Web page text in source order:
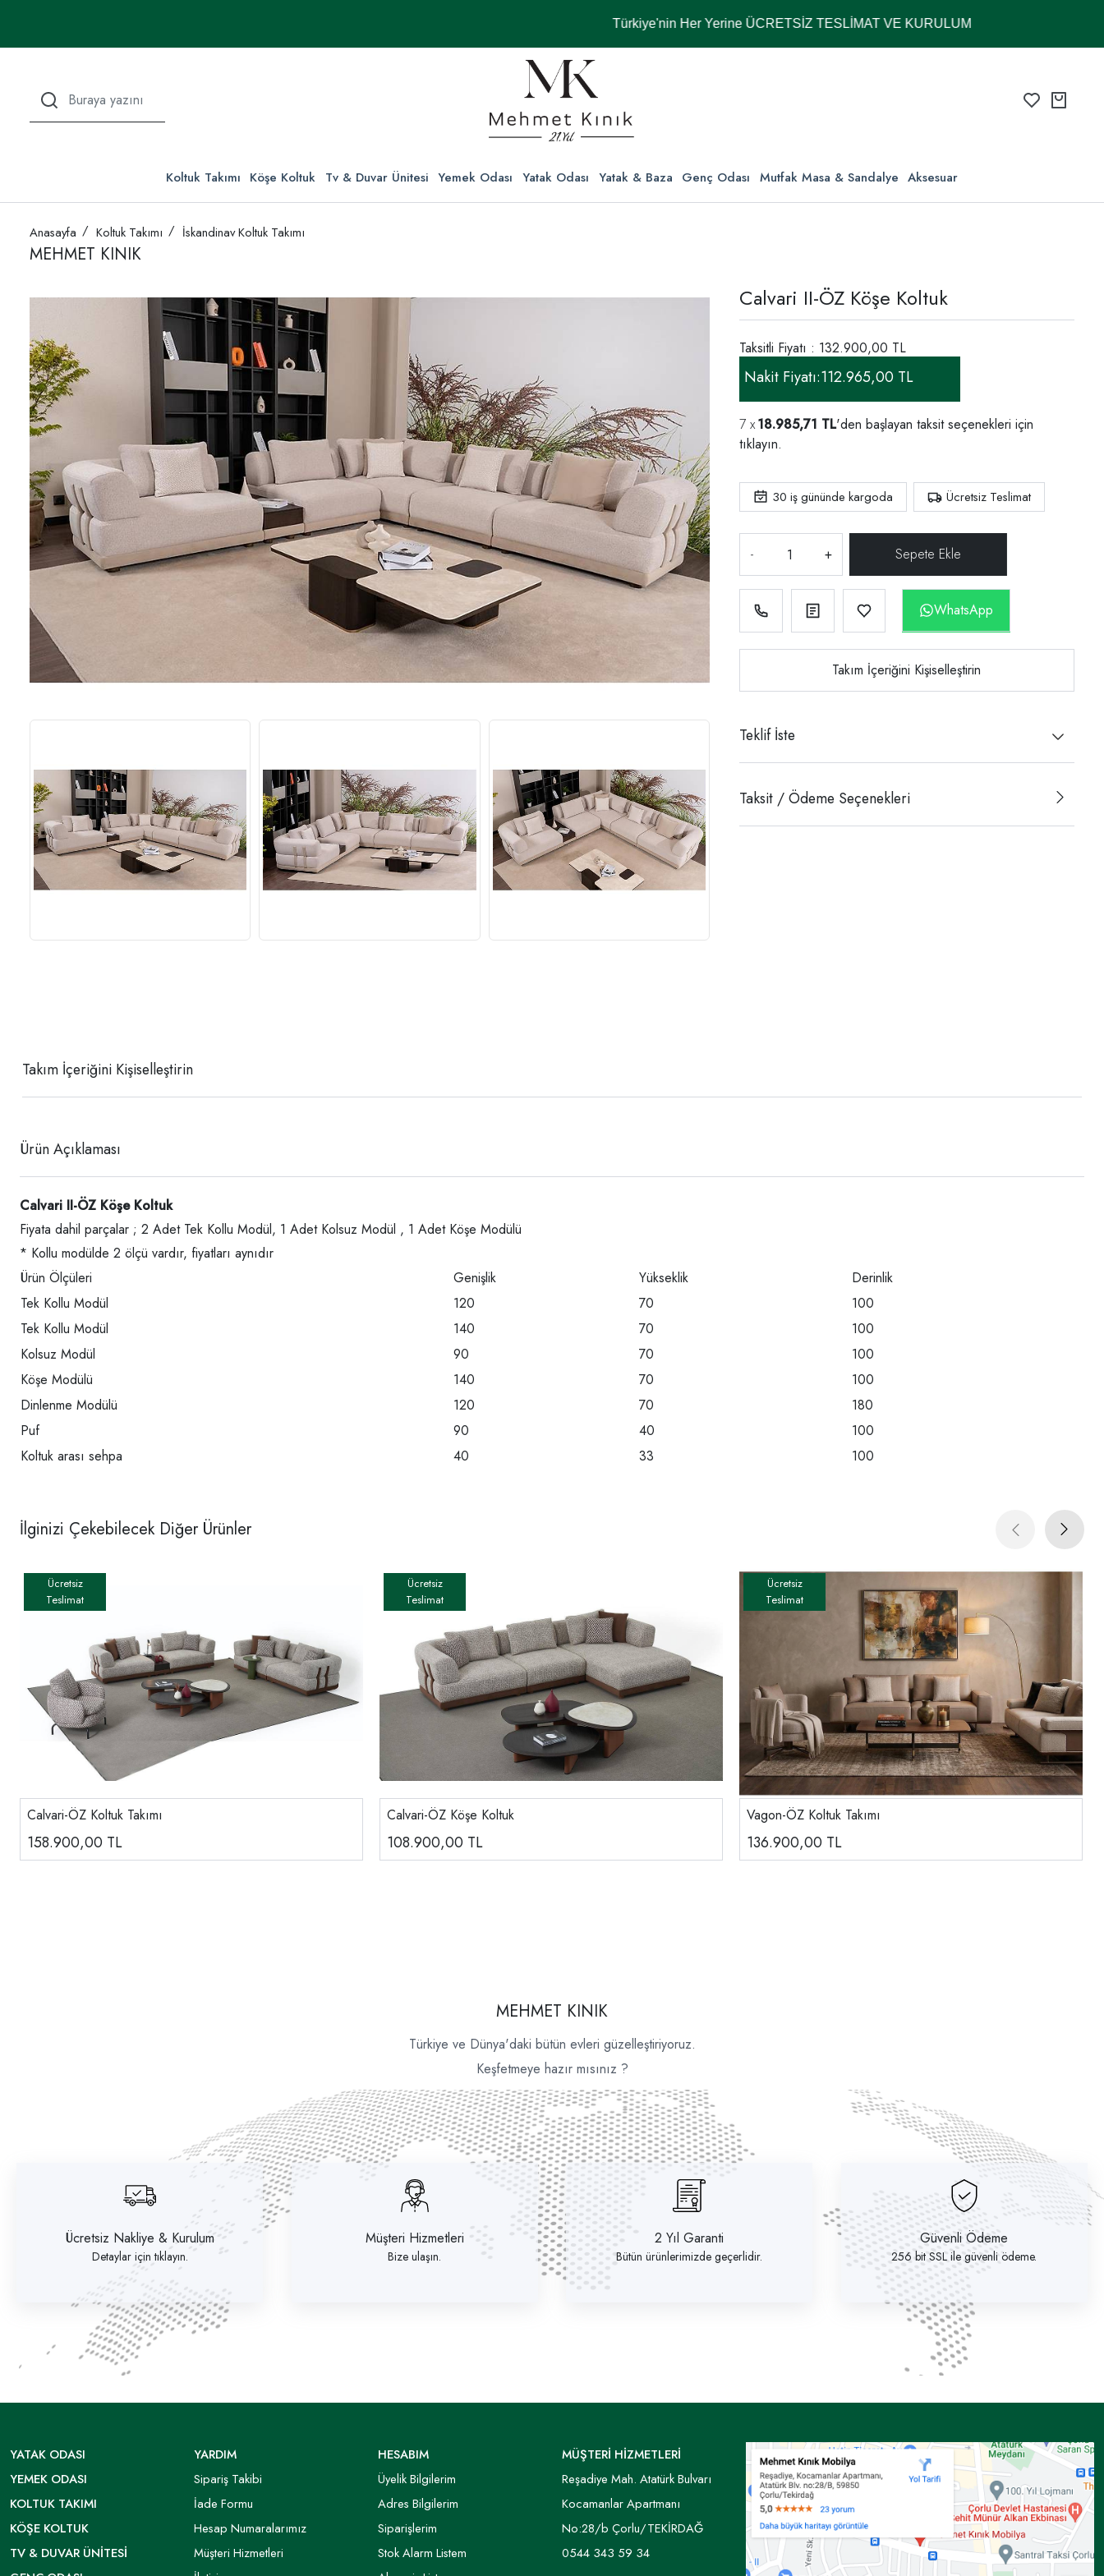
Türkiye'nin Her Yerine ÜCRETSİZ TESLİMAT VE KURULUM
Koltuk Takımı Köşe Koltuk Tv & Duvar Ünitesi Yemek Odası Yatak Odası Yatak & Baza Genç Odası Mutfak Masa & Sandalye Aksesuar
Anasayfa Koltuk Takımı İskandinav Koltuk Takımı
MEHMET KINIK
Calvari II-ÖZ Köşe Koltuk
Taksitli Fiyatı : 132.900,00 TL
Nakit Fiyatı:112.965,00 TL
18.985,71 TL'den başlayan taksit seçenekleri için
tıklayın.
30 iş gününde kargoda Ücretsiz Teslimat
- +
WhatsApp
Takım İçeriğini Kişiselleştirin
Teklif İste
Taksit / Ödeme Seçenekleri
Takım İçeriğini Kişiselleştirin
Ürün Açıklaması
Calvari II-ÖZ Köşe Koltuk
Fiyata dahil parçalar ; 2 Adet Tek Kollu Modül, 1 Adet Kolsuz Modül , 1 Adet Köşe Modülü
* Kollu modülde 2 ölçü vardır, fiyatları aynıdır
Ürün Ölçüleri
Genişlik Yükseklik
Derinlik
Tek Kollu Modül
120 70
100
Tek Kollu Modül
140 70
100
Kolsuz Modül
90 70
100
Köşe Modülü
140 70
100
Dinlenme Modülü
120 70
180
Puf
90 40
100
Koltuk arası sehpa
40 33 100
İlginizi Çekebilecek Diğer Ürünler
Calvari-ÖZ Koltuk Takımı
158.900,00 TL
Calvari-ÖZ Köşe Koltuk
108.900,00 TL
Vagon-ÖZ Koltuk Takımı
136.900,00 TL
MEHMET KINIK
Türkiye ve Dünya'daki bütün evleri güzelleştiriyoruz.
Keşfetmeye hazır mısınız ?
Ücretsiz Nakliye & Kurulum
Detaylar için tıklayın.
Müşteri Hizmetleri
Bize ulaşın.
2 Yıl Garanti
Bütün ürünlerimizde geçerlidir.
Güvenli Ödeme
256 bit SSL ile güvenli ödeme.
YATAK ODASI
YEMEK ODASI
KOLTUK TAKIMI
KÖŞE KOLTUK
TV & DUVAR ÜNITESI
YARDIM
Sipariş Takibi
İade Formu
Hesap Numaralarımız
Müşteri Hizmetleri
HESABIM
Üyelik Bilgilerim
Adres Bilgilerim
Siparişlerim
Stok Alarm Listem
MÜŞTERİ HİZMETLERİ
Reşadiye Mah. Atatürk Bulvarı
Kocamanlar Apartmanı
No:28/b Çorlu/TEKİRDAĞ
0544 343 59 34